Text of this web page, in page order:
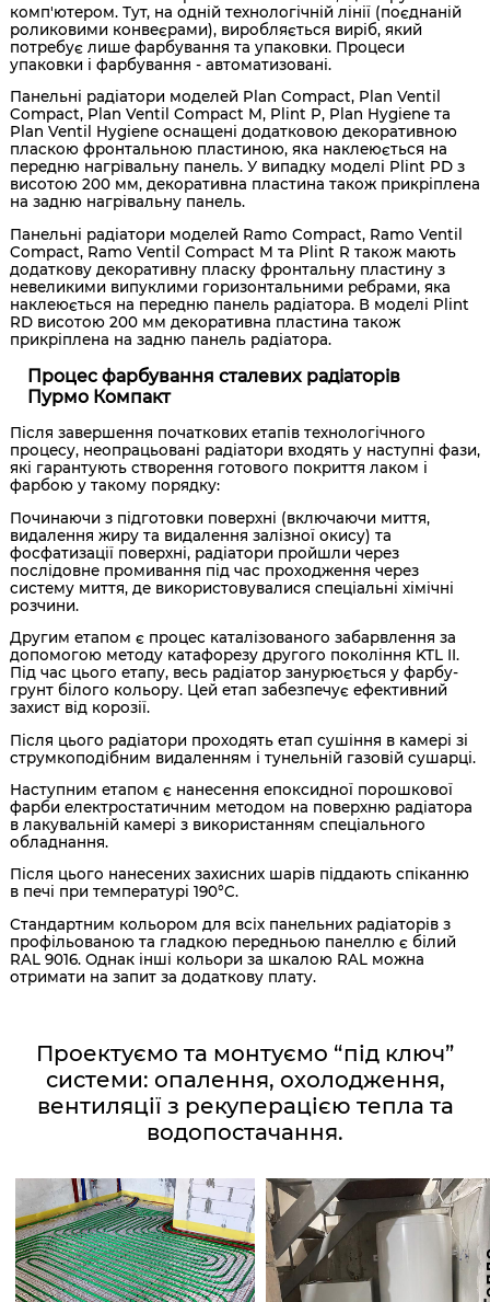
комп'ютером. Тут, на одній технологічній лінії (поєднаній
роликовими конвеєрами), виробляється виріб, який
потребує лише фарбування та упаковки. Процеси
упаковки і фарбування - автоматизовані.
Панельні радіатори моделей Plan Compact, Plan Ventil
Compact, Plan Ventil Compact M, Plint P, Plan Hygiene та
Plan Ventil Hygiene оснащені додатковою декоративною
пласкою фронтальною пластиною, яка наклеюється на
передню нагрівальну панель. У випадку моделі Plint PD з
висотою 200 мм, декоративна пластина також прикріплена
на задню нагрівальну панель.
Панельні радіатори моделей Ramo Compact, Ramo Ventil
Compact, Ramo Ventil Compact M та Plint R також мають
додаткову декоративну пласку фронтальну пластину з
невеликими випуклими горизонтальними ребрами, яка
наклеюється на передню панель радіатора. В моделі Plint
RD висотою 200 мм декоративна пластина також
прикріплена на задню панель радіатора.
Процес фарбування сталевих радіаторів
Пурмо Компакт
Після завершення початкових етапів технологічного
процесу, неопрацьовані радіатори входять у наступні фази,
які гарантують створення готового покриття лаком і
фарбою у такому порядку:
Починаючи з підготовки поверхні (включаючи миття,
видалення жиру та видалення залізної окису) та
фосфатизації поверхні, радіатори пройшли через
послідовне промивання під час проходження через
систему миття, де використовувалися спеціальні хімічні
розчини.
Другим етапом є процес каталізованого забарвлення за
допомогою методу катафорезу другого покоління KTL II.
Під час цього етапу, весь радіатор занурюється у фарбу-
грунт білого кольору. Цей етап забезпечує ефективний
захист від корозії.
Після цього радіатори проходять етап сушіння в камері зі
струмкоподібним видаленням і тунельній газовій сушарці.
Наступним етапом є нанесення епоксидної порошкової
фарби електростатичним методом на поверхню радіатора
в лакувальній камері з використанням спеціального
обладнання.
Після цього нанесених захисних шарів піддають спіканню
в печі при температурі 190°C.
Стандартним кольором для всіх панельних радіаторів з
профільованою та гладкою передньою панеллю є білий
RAL 9016. Однак інші кольори за шкалою RAL можна
отримати на запит за додаткову плату.
Проектуємо та монтуємо “під ключ”
системи: опалення, охолодження,
вентиляції з рекуперацією тепла та
водопостачання.